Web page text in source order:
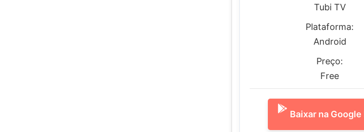
Tubi TV
Plataforma:
Android
Preço:
Free
Baixar na Google